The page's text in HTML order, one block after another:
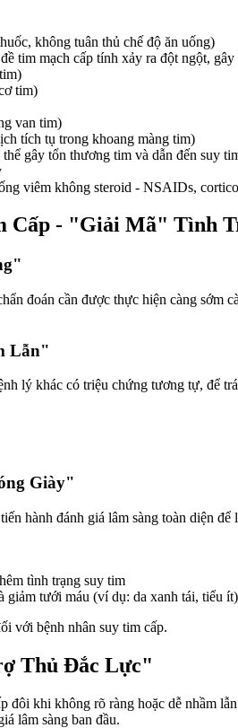
không tuân thủ chế độ ăn uống)
tim mạch cấp tính xảy ra đột ngột,
tim)
van tim)
tích tụ trong khoang màng tim)
gây tổn thương tim và dẫn đến suy
viêm không steroid - NSAIDs,
Cấp - "Giải Mã" Tình
đoán cần được thực hiện càng sớm
Lẫn"
lý khác có triệu chứng tương tự, để
Giày"
hành đánh giá lâm sàng toàn diện
tình trạng suy tim
giảm tưới máu (ví dụ: da xanh tái, tiểu ít)
với bệnh nhân suy tim cấp.
Thủ Đắc Lực"
đôi khi không rõ ràng hoặc dễ nhầm
lâm sàng ban đầu.